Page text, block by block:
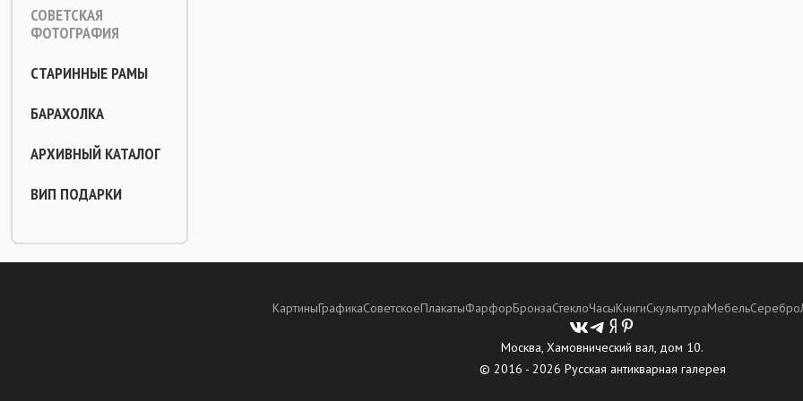
СОВЕТСКАЯ
ФОТОГРАФИЯ
СТАРИННЫЕ РАМЫ
БАРАХОЛКА
АРХИВНЫЙ КАТАЛОГ
ВИП ПОДАРКИ
КартиныГрафикаСоветскоеПлакатыФарфорБронзаСтеклоЧасыКнигиСкульптураМебельСеребро
Москва, Хамовнический вал, дом 10.
© 2016 - 2026 Русская антикварная галерея